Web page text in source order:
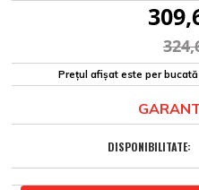
Prețul afișat este per
DISPONIBILITATE: